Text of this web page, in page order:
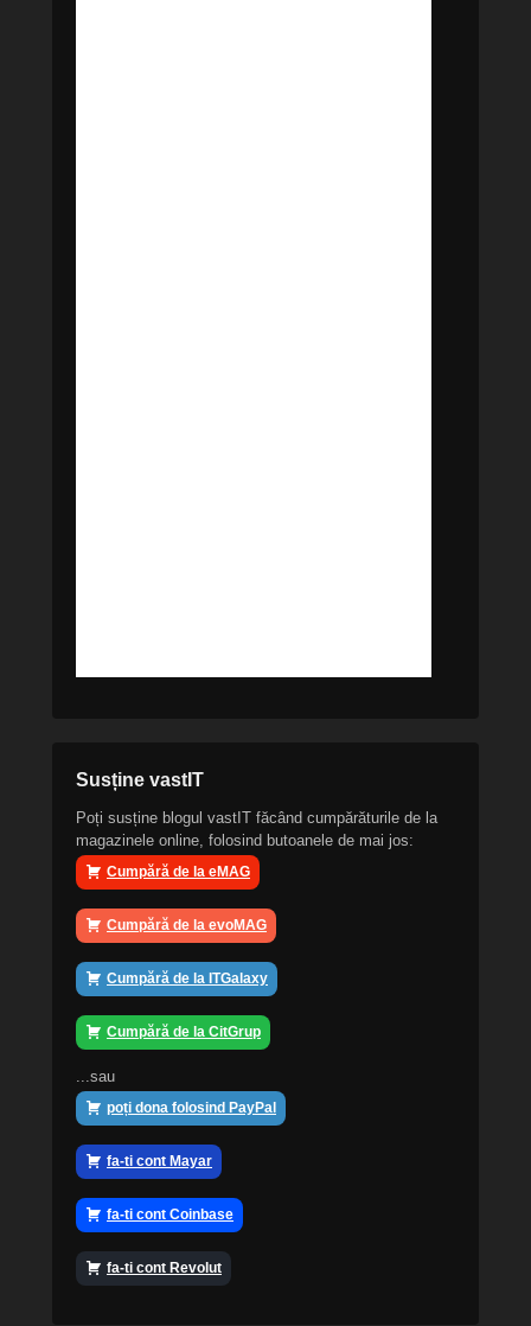
Susține vastIT
Poți susține blogul vastIT făcând cumpărăturile de la
magazinele online, folosind butoanele de mai jos:
Cumpără de la eMAG
Cumpără de la evoMAG
Cumpără de la ITGalaxy
Cumpără de la CitGrup
...sau
poți dona folosind PayPal
fa-ti cont Mayar
fa-ti cont Coinbase
fa-ti cont Revolut